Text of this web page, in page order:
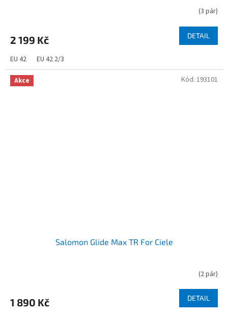
(3 pár)
2 199 Kč DETAIL
EU 42 EU 42 2/3
Akce
Salomon Glide Max TR For Ciele
(2 pár)
1 890 Kč DETAIL
Kód: 193101